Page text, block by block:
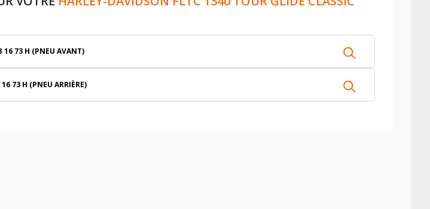
16 73 H (PNEU AVANT)
73 H (PNEU ARRIÈRE)